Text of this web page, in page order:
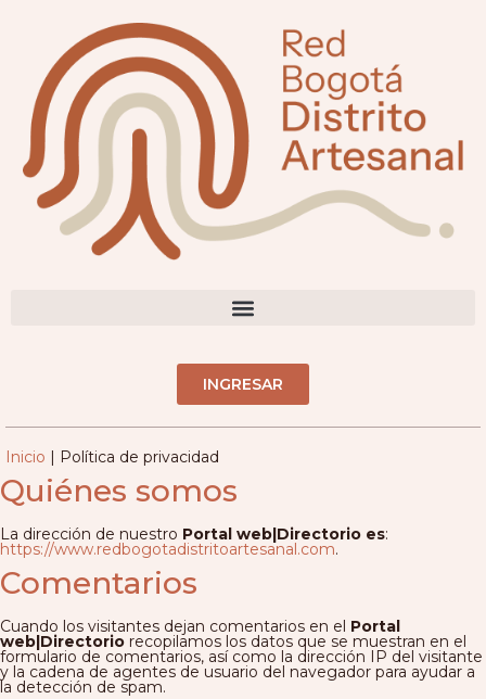
INGRESAR
Inicio | Política de privacidad
Quiénes somos
La dirección de nuestro Portal web|Directorio es:
https://www.redbogotadistritoartesanal.com.
Comentarios
Cuando los visitantes dejan comentarios en el Portal
web|Directorio recopilamos los datos que se muestran en el
formulario de comentarios, así como la dirección IP del visitante
y la cadena de agentes de usuario del navegador para ayudar a
la detección de spam.